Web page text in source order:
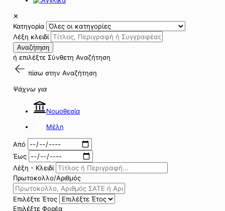
✕
Κατηγορία
Λέξη κλειδί
Αναζήτηση
ή επιλέξτε Σύνθετη Αναζήτηση
πίσω στην Αναζήτηση
Ψάχνω για
Νομοθεσία
Μέλη
Από
Έως
Λέξη - Κλειδί
Πρωτοκολλο/Αριθμός
Επιλέξτε Έτος
Επιλέξτε Φορέα